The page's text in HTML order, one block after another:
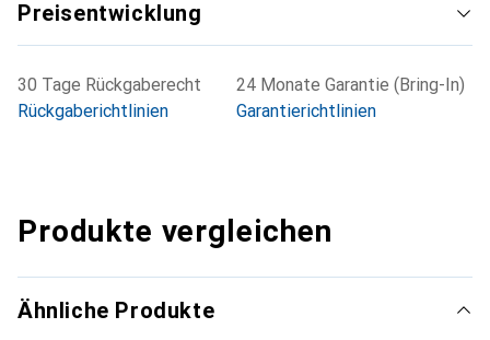
Preisentwicklung
30 Tage Rückgaberecht
Rückgaberichtlinien
24 Monate Garantie (Bring-In)
Garantierichtlinien
Produkte vergleichen
Ähnliche Produkte